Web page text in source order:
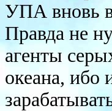
УПА вновь
Правда не
агенты
океана, ибо